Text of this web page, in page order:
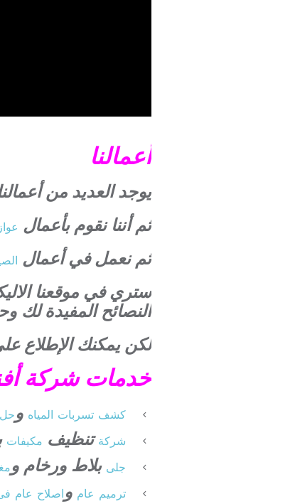
أعمالنا
يوجد العديد من
ثم أننا نقوم بأعمال
ثم نعمل في أعمال
ستري في موقعنا
النصائح المفيدة لك
لكن يمكنك الإطلاع
خدمات شركة
كشف تسربات المياه وحل
شركةتنظيف مكيفات
جلى بلاط ورخام و
ترميم عام واصلاح عام